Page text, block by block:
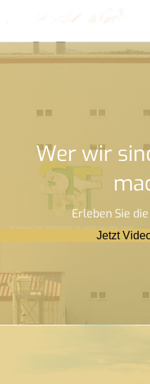
Wer wir
Erleben Sie
Jetzt